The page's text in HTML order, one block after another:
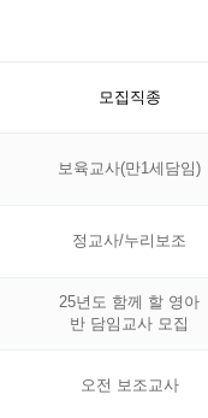
모집직종
보육교사(만1세담임)
정교사/누리보조
25년도 함께 할 영아
반 담임교사 모집
오전 보조교사